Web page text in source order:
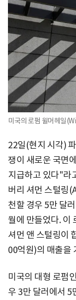
미국의 로펌 윌머헤일
22일(현지 시각)
쟁이 새로운 국면
지급하고 있다"라
버리 셔먼 스털링
천할 경우 5만 달
월에 만들었다. 이
셔먼 앤 스털링이
00억원)의 매출을
미국의 대형 로펌
우 3만 달러에서 5